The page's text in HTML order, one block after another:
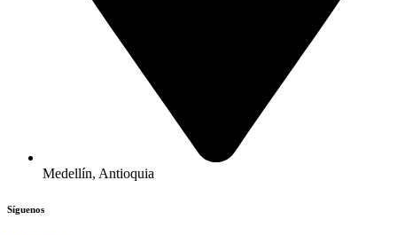
Medellín, Antioquia
Síguenos